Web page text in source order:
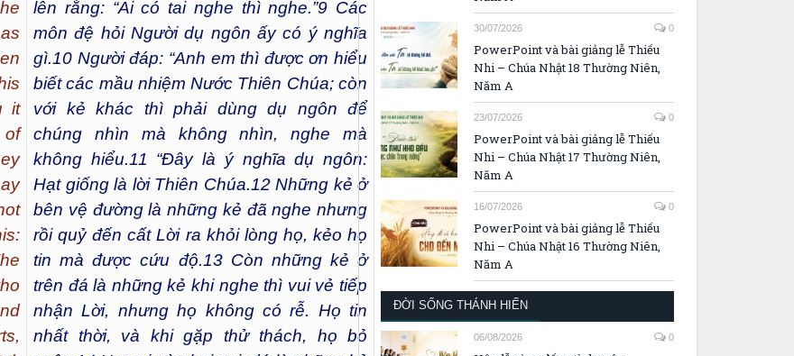
it
of
lên rằng: “Ai có tai nghe thì nghe.”9 Các
môn đệ hỏi Người dụ ngôn ấy có ý nghĩa
gì.10 Người đáp: “Anh em thì được ơn hiểu
biết các mầu nhiệm Nước Thiên Chúa; còn
với kẻ khác thì phải dùng dụ ngôn để
chúng nhìn mà không nhìn, nghe mà
không hiểu.11 “Đây là ý nghĩa dụ ngôn:
Hạt giống là lời Thiên Chúa.12Những kẻ ở
bên vệ đường là những kẻ đã nghe nhưng
rồi quỷ đến cất Lời ra khỏi lòng họ, kẻo họ
tin mà được cứu độ.13Còn những kẻ ở
trên đá là những kẻ khi nghe thì vui vẻ tiếp
nhận Lời, nhưng họ không có rễ. Họ tin
nhất thời, và khi gặp thử thách, họ bỏ
30/07/2026 0
PowerPoint và bài giảng lễ Thiếu
Nhi – Chúa Nhật 18 Thường Niên,
Năm A
23/07/2026 0
PowerPoint và bài giảng lễ Thiếu
Nhi – Chúa Nhật 17 Thường Niên,
Năm A
16/07/2026 0
PowerPoint và bài giảng lễ Thiếu
Nhi – Chúa Nhật 16 Thường Niên,
Năm A
ĐỜI SỐNG THÁNH HIẾN
06/08/2026 0